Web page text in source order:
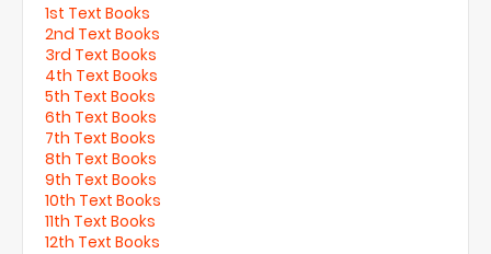
1st Text Books
2nd Text Books
3rd Text Books
4th Text Books
5th Text Books
6th Text Books
7th Text Books
8th Text Books
9th Text Books
10th Text Books
11th Text Books
12th Text Books